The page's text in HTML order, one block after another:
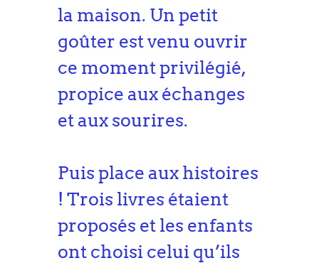
la maison. Un petit
goûter est venu ouvrir
ce moment privilégié,
propice aux échanges
et aux sourires.
Puis place aux histoires
! Trois livres étaient
proposés et les enfants
ont choisi celui qu’ils